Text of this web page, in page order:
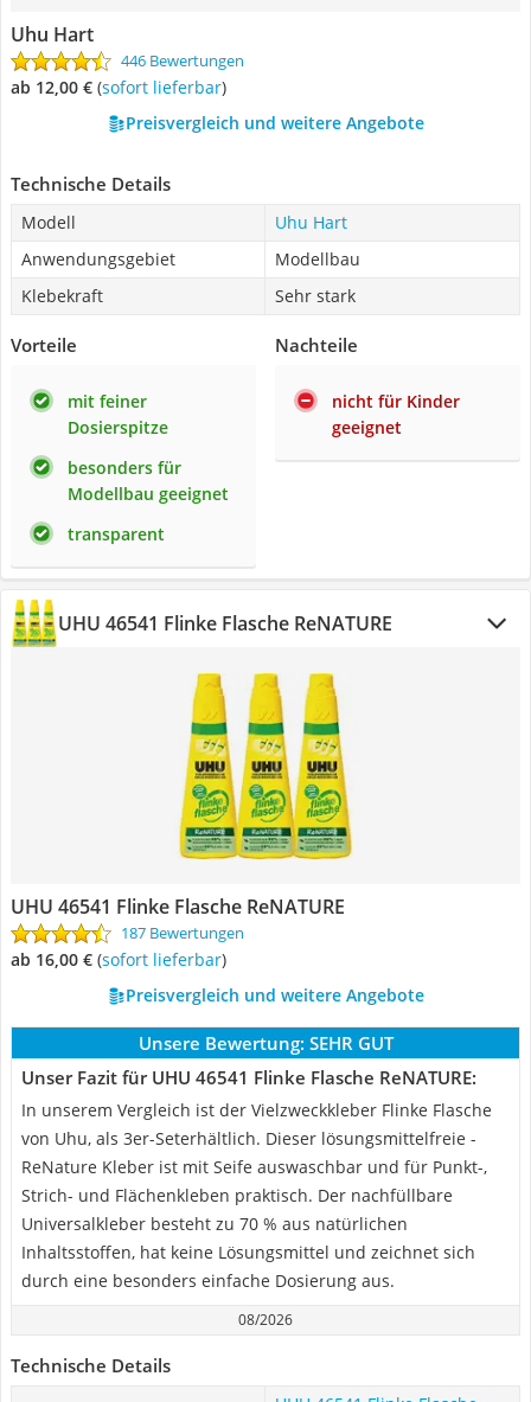
Uhu Hart
446 Bewertungen
ab 12,00 € ( Sofort lieferbar)
Preisvergleich und weitere Angebote
Technische Details
Modell
Uhu Hart
Anwendungsgebiet
Modellbau
Klebekraft
Sehr stark
Vorteile
mit feiner
Dosierspitze
besonders für
Modellbau geeignet
transparent
Nachteile
nicht für Kinder
geeignet
UHU 46541 Flinke Flasche ReNATURE
UHU 46541 Flinke Flasche ReNATURE
187 Bewertungen
ab 16,00 € ( Sofort lieferbar)
Preisvergleich und weitere Angebote
Unsere Bewertung: SEHR GUT
Unser Fazit für UHU 46541 Flinke Flasche ReNATURE:
In unserem Vergleich ist der Vielzweckkleber Flinke Flasche
von Uhu, als 3er-Seterhältlich. Dieser lösungsmittelfreie -
ReNature Kleber ist mit Seife auswaschbar und für Punkt-,
Strich- und Flächenkleben praktisch. Der nachfüllbare
Universalkleber besteht zu 70 % aus natürlichen
Inhaltsstoffen, hat keine Lösungsmittel und zeichnet sich
durch eine besonders einfache Dosierung aus.
08/2026
Technische Details